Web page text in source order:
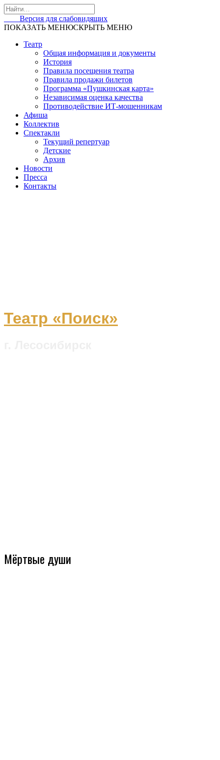
Skip
to
content
Версия для слабовидящих
ПОКАЗАТЬ МЕНЮСКРЫТЬ МЕНЮ
Театр
Общая информация и документы
История
Правила посещения театра
Правила продажи билетов
Программа «Пушкинская карта»
Независимая оценка качества
Противодействие ИТ-мошенникам
Афиша
Коллектив
Спектакли
Текущий репертуар
Детские
Архив
Новости
Пресса
Контакты
Театр «Поиск»
Мёртвые души